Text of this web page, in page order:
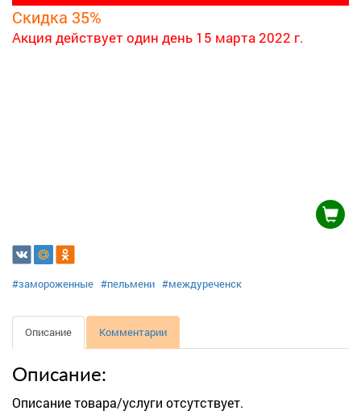
Скидка 35%
Акция действует один день 15 марта 2022 г.
#замороженные #пельмени #междуреченск
Описание Комментарии
Описание:
Описание товара/услуги отсутствует.